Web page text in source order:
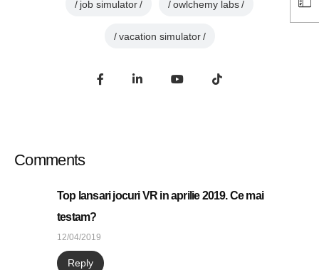
job simulator owlchemy labs
vacation simulator
Comments
Top lansari jocuri VR in aprilie 2019. Ce mai
testam?
12/04/2019
Reply